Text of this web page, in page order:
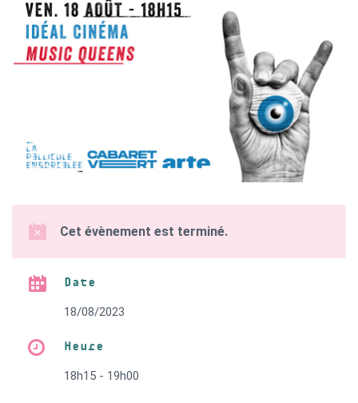
Cet évènement est terminé.
Date
18/08/2023
Heure
18h15 - 19h00